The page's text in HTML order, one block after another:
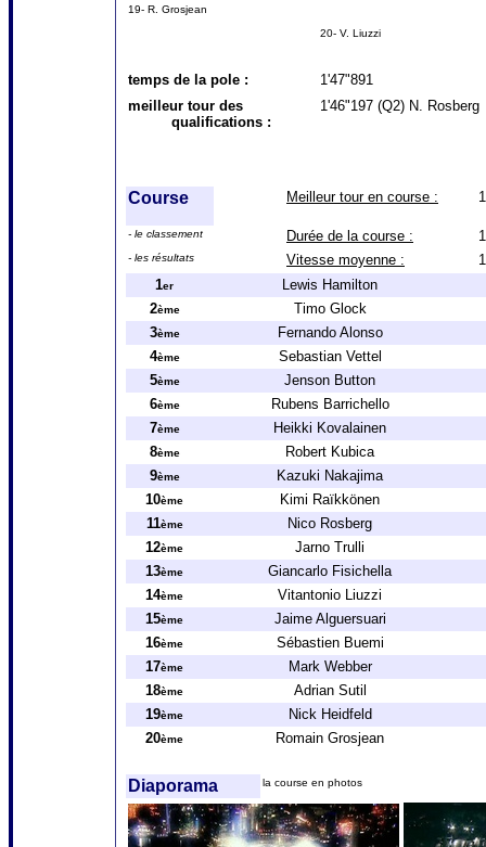
19- R. Grosjean
20- V. Liuzzi
temps de la pole :
1'47"891
meilleur tour des
qualifications :
1'46"197 (Q2) N. Rosberg
Course Meilleur tour en course :
- le classement Durée de la course :
- les résultats Vitesse moyenne :
1er
Lewis Hamilton
2ème
Timo Glock
3ème
Fernando Alonso
4ème
Sebastian Vettel
5ème
Jenson Button
6ème
Rubens Barrichello
7ème
Heikki Kovalainen
8ème
Robert Kubica
9ème
Kazuki Nakajima
10ème
Kimi Raïkkönen
11ème
Nico Rosberg
12ème
Jarno Trulli
13ème
Giancarlo Fisichella
14ème
Vitantonio Liuzzi
15ème
Jaime Alguersuari
16ème
Sébastien Buemi
17ème
Mark Webber
18ème
Adrian Sutil
19ème
Nick Heidfeld
20ème Romain Grosjean
Diaporama la course en photos